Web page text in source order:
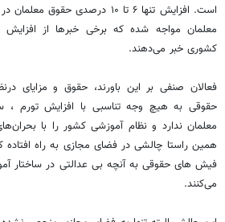
است. افزایش تنها ۶ تا ۱۰ درصدی
کشوری خبر می‌دهند.
فعالان صنفی بر این باورند، حقوق و مزایای
حقوقی به هیچ وجه تناسبی با افزایش تورم
معلمان ندارد و نظام آموزشی کشور را با
همین راستا چالشی در فضای مجازی به راه افتاده
فیش های حقوقی به آنچه بی عدالتی در ساختار
می‌کنند.